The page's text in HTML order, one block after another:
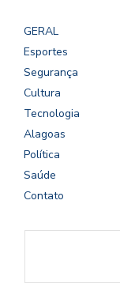
GERAL
Esportes
Segurança
Cultura
Tecnologia
Alagoas
Política
Saúde
Contato